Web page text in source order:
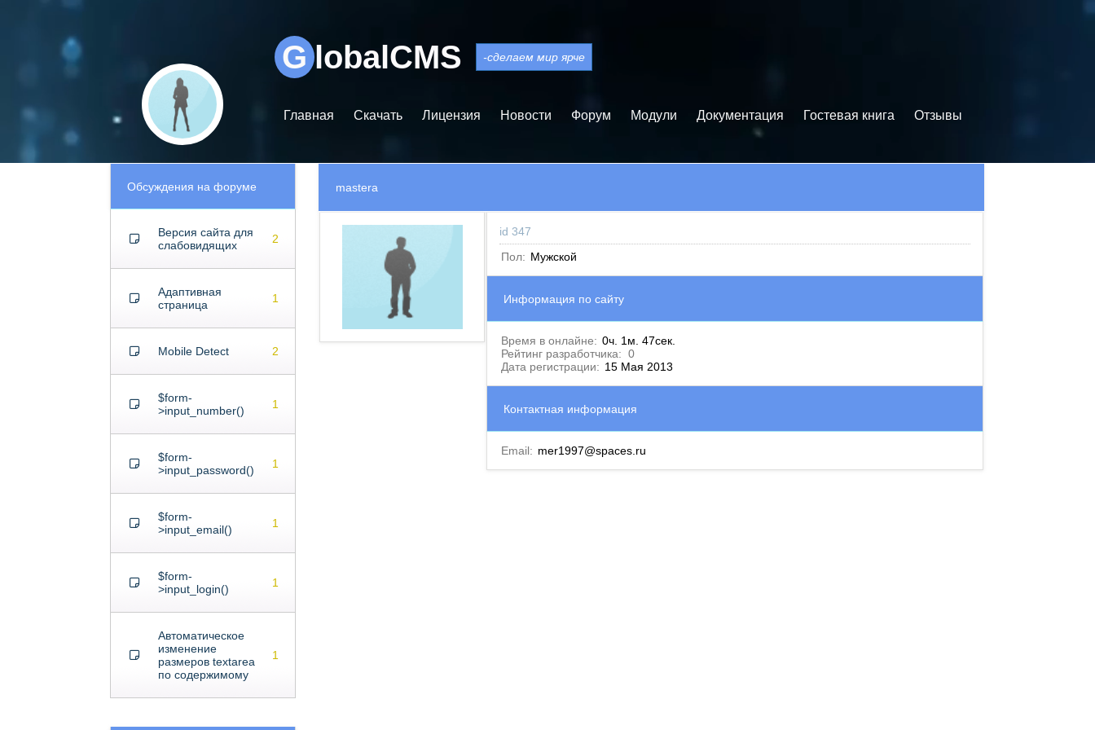
G lobalCMS -сделаем мир ярче
Главная Скачать Лицензия Новости Форум Модули Документация Гостевая книга Отзывы
Обсуждения на форуме
Версия сайта для
слабовидящих
2
Адаптивная
страница
1
Mobile Detect 2
$form-
>input_number()
1
$form-
>input_password()
1
$form-
>input_email()
1
$form-
>input_login()
1
Автоматическое
изменение
размеров textarea
по содержимому
1
mastera
id 347
Пол: Мужской
Информация по сайту
Время в онлайне: 0ч. 1м. 47сек.
Рейтинг разработчика: 0
Дата регистрации: 15 Мая 2013
Контактная информация
Email: mer1997@spaces.ru